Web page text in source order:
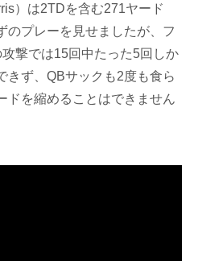
）は2TDを含む271ヤード
のプレーを見せましたが、フ
撃では15回中たった5回しか
きず、QBサックも2度も食ら
ドを縮めることはできません